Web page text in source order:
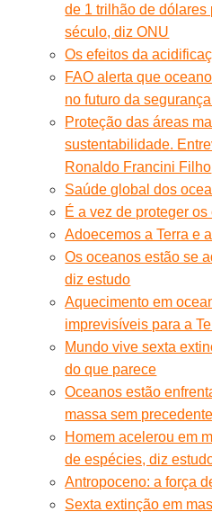
de 1 trilhão de dólares
século, diz ONU
Os efeitos da
FAO alerta que
no futuro da
Proteção das áreas
sustentabilidade.
Ronaldo Francini Filho
Saúde global dos
É a vez de proteger
Adoecemos a Terra e
Os oceanos estão se
diz estudo
Aquecimento em
imprevisíveis para a
Mundo vive sexta
do que parece
Oceanos estão
massa sem
Homem acelerou em
de espécies, diz
Antropoceno: a força
Sexta extinção em